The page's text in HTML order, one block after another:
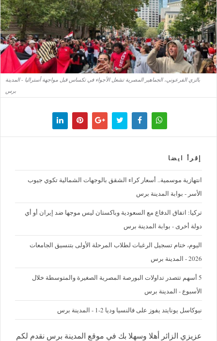
بالزي الفرعوني، الجماهير المصرية تشعل الأجواء في تكساس قبل مواجهة أستراليا - المدينة
برس
إقرأ ايضا
‪انتهازية موسمية.. أسعار كراء الشقق بالوجهات الشمالية تكوي جيوب
الأسر - بوابة المدينة برس
تركيا: اتفاق الدفاع مع السعودية وباكستان ليس موجها ضد إيران أو أي
دولة أخرى - بوابة المدينة برس
اليوم، ختام تسجيل الرغبات لطلاب المرحلة الأولى بتنسيق الجامعات
2026 - المدينة برس
5 أسهم تتصدر تداولات البورصة المصرية الصغيرة والمتوسطة خلال
الأسبوع - المدينة برس
نيوكاسل يونايتد يفوز على فالنسيا وديا 2-1 - المدينة برس
عزيزي الزائر أهلا وسهلا بك في موقع المدينة برس نقدم لكم